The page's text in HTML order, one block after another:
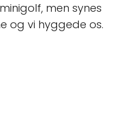
men synes
og vi hyggede os.